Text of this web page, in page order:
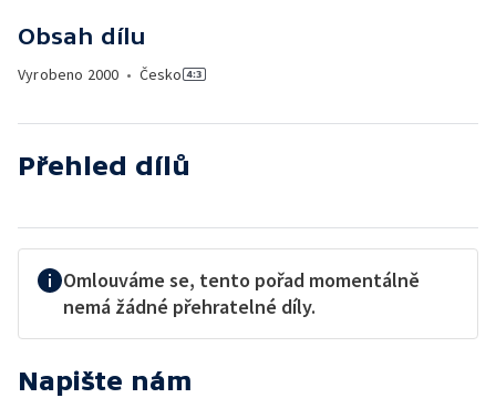
Obsah dílu
Vyrobeno 2000 • Česko
Přehled dílů
Omlouváme se, tento pořad momentálně
nemá žádné přehratelné díly.
Napište nám